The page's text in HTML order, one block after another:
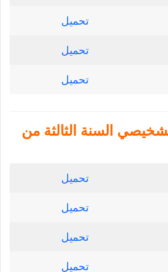
تحميل
تحميل
تحميل
السنة الثالثة من
تحميل
تحميل
تحميل
تحميل